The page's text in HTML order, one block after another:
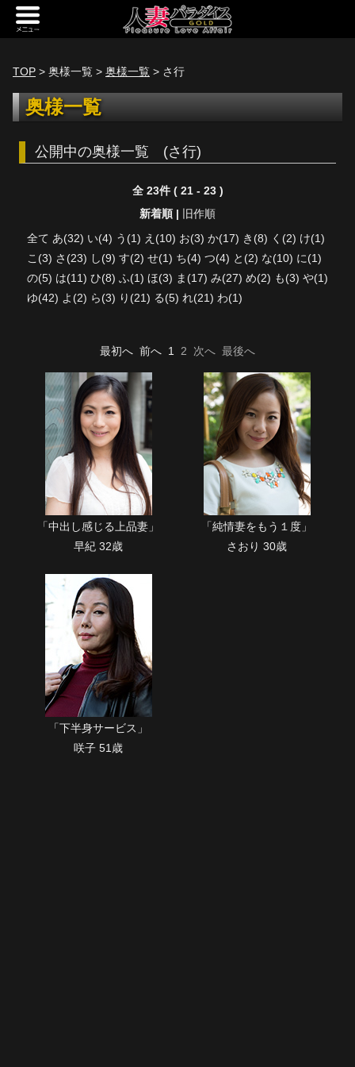
トップページ
[定額] メインギャラリー
[定額] 人妻楽園ギャラリー
[定額] 継続1カ月ギャラリー
[定額] 継続3カ月ギャラリー
単品販売
ヘルプ
お問い合わせ
TOP > 奥様一覧 > 奥様一覧 > さ行
奥様一覧
公開中の奥様一覧 (さ行)
全 23件 ( 21 - 23 )
新着順 |
旧作順
全て あ(32) い(4) う(1) え(10) お(3) か(17) き(8) く(2) け(1)
こ(3) さ(23) し(9) す(2) せ(1) ち(4) つ(4) と(2) な(10) に(1)
の(5) は(11) ひ(8) ふ(1) ほ(3) ま(17) み(27) め(2) も(3) や(1)
ゆ(42) よ(2) ら(3) り(21) る(5) れ(21) わ(1)
最初へ 前へ 1 2 次へ 最後へ
「中出し感じる上品妻」
早紀 32歳
「純情妻をもう１度」
さおり 30歳
「下半身サービス」
咲子 51歳